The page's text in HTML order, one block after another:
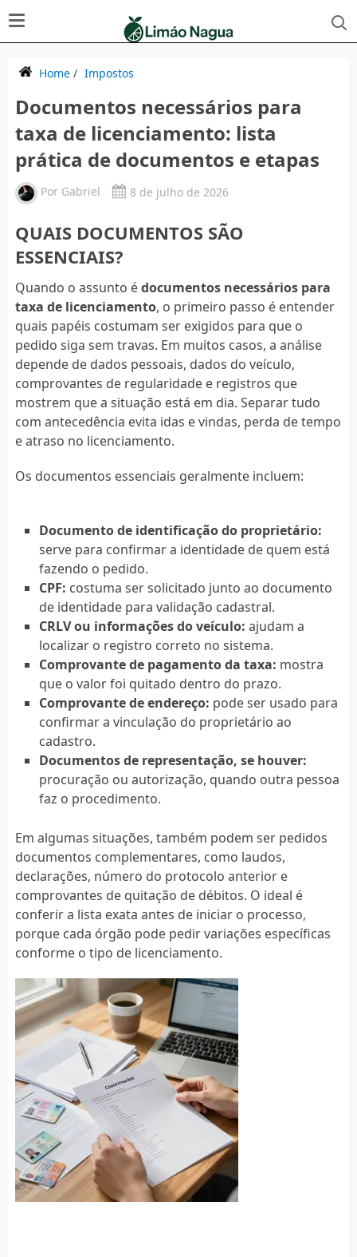
Home/ Impostos
Documentos necessários para
taxa de licenciamento: lista
prática de documentos e etapas
Por Gabriel 8 de julho de 2026
QUAIS DOCUMENTOS SÃO
ESSENCIAIS?
Quando o assunto édocumentos necessários para
taxa de licenciamento, o primeiro passo é entender
quais papéis costumam ser exigidos para que o
pedido siga sem travas. Em muitos casos, a análise
depende de dados pessoais, dados do veículo,
comprovantes de regularidade e registros que
mostrem que a situação está em dia. Separar tudo
com antecedência evita idas e vindas, perda de tempo
e atraso no licenciamento.
Os documentos essenciais geralmente incluem:
Documento de identificação do proprietário:
serve para confirmar a identidade de quem está
fazendo o pedido.
CPF: costuma ser solicitado junto ao documento
de identidade para validação cadastral.
CRLV ou informações do veículo: ajudam a
localizar o registro correto no sistema.
Comprovante de pagamento da taxa: mostra
que o valor foi quitado dentro do prazo.
Comprovante de endereço: pode ser usado para
confirmar a vinculação do proprietário ao
cadastro.
Documentos de representação, se houver:
procuração ou autorização, quando outra pessoa
faz o procedimento.
Em algumas situações, também podem ser pedidos
documentos complementares, como laudos,
declarações, número do protocolo anterior e
comprovantes de quitação de débitos. O ideal é
conferir a lista exata antes de iniciar o processo,
porque cada órgão pode pedir variações específicas
conforme o tipo de licenciamento.